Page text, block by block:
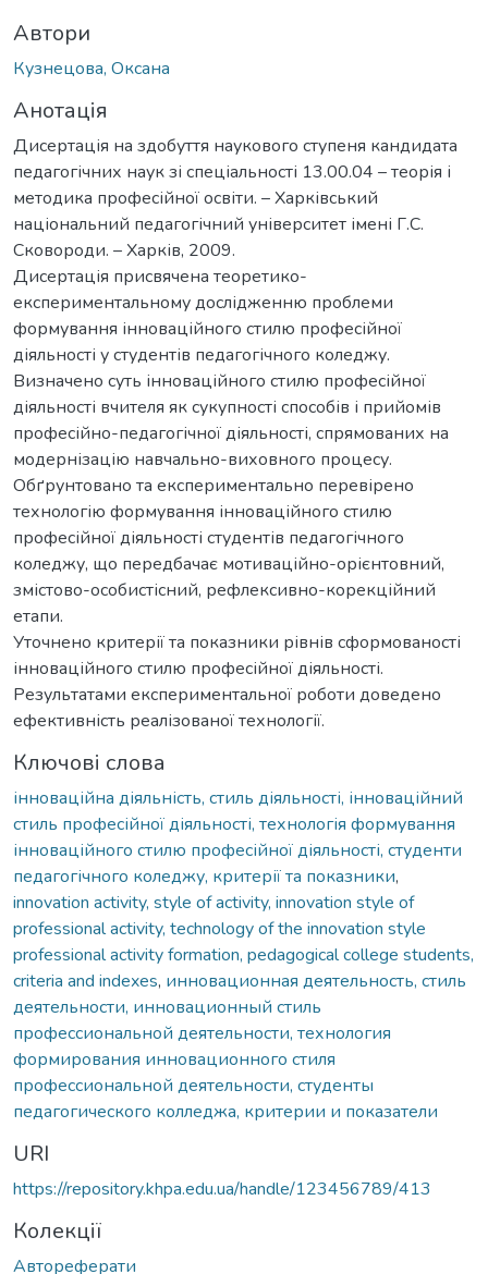
Автори
Кузнецова, Оксана
Анотація
Дисертація на здобуття наукового ступеня кандидата
педагогічних наук зі спеціальності 13.00.04 – теорія і
методика професійної освіти. – Харківський
національний педагогічний університет імені Г.С.
Сковороди. – Харків, 2009.
Дисертація присвячена теоретико-
експериментальному дослідженню проблеми
формування інноваційного стилю професійної
діяльності у студентів педагогічного коледжу.
Визначено суть інноваційного стилю професійної
діяльності вчителя як сукупності способів і прийомів
професійно-педагогічної діяльності, спрямованих на
модернізацію навчально-виховного процесу.
Обґрунтовано та експериментально перевірено
технологію формування інноваційного стилю
професійної діяльності студентів педагогічного
коледжу, що передбачає мотиваційно-орієнтовний,
змістово-особистісний, рефлексивно-корекційний
етапи.
Уточнено критерії та показники рівнів сформованості
інноваційного стилю професійної діяльності.
Результатами експериментальної роботи доведено
ефективність реалізованої технології.
Ключові слова
інноваційна діяльність, стиль діяльності, інноваційний
стиль професійної діяльності, технологія формування
інноваційного стилю професійної діяльності, студенти
педагогічного коледжу, критерії та показники,
innovation activity, style of activity, innovation style of
professional activity, technology of the innovation style
professional activity formation, pedagogical college students,
criteria and indexes, инновационная деятельность, стиль
деятельности, инновационный стиль
профессиональной деятельности, технология
формирования инновационного стиля
профессиональной деятельности, студенты
педагогического колледжа, критерии и показатели
URI
https://repository.khpa.edu.ua/handle/123456789/413
Колекції
Автореферати